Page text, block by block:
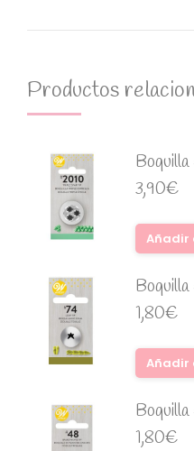
Productos
3,90€
Añadir
1,80€
Añadir
1,80€